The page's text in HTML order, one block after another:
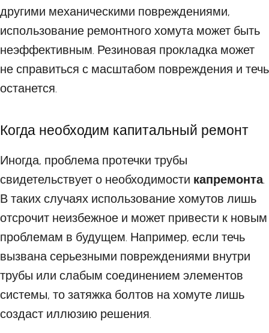
другими механическими повреждениями,
использование ремонтного хомута может быть
неэффективным. Резиновая прокладка может
не справиться с масштабом повреждения и течь
останется.
Когда необходим капитальный ремонт
Иногда, проблема протечки трубы
свидетельствует о необходимости капремонта.
В таких случаях использование хомутов лишь
отсрочит неизбежное и может привести к новым
проблемам в будущем. Например, если течь
вызвана серьезными повреждениями внутри
трубы или слабым соединением элементов
системы, то затяжка болтов на хомуте лишь
создаст иллюзию решения.